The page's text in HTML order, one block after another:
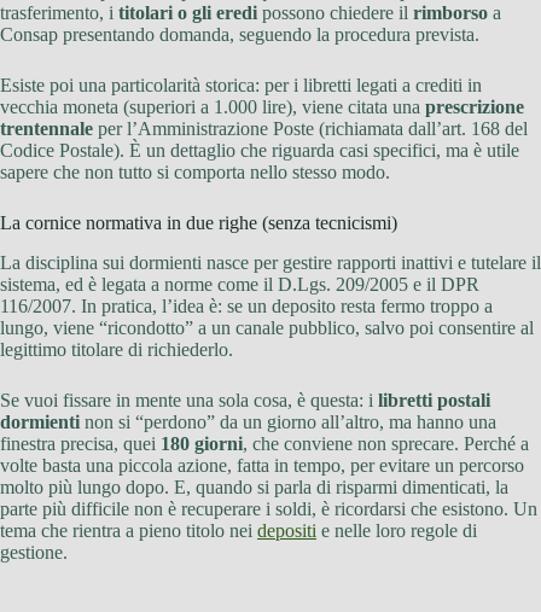
trasferimento, i titolari o gli eredi possono chiedere il rimborso a
Consap presentando domanda, seguendo la procedura prevista.
Esiste poi una particolarità storica: per i libretti legati a crediti in
vecchia moneta (superiori a 1.000 lire), viene citata una prescrizione
trentennale per l’Amministrazione Poste (richiamata dall’art. 168 del
Codice Postale). È un dettaglio che riguarda casi specifici, ma è utile
sapere che non tutto si comporta nello stesso modo.
La cornice normativa in due righe (senza tecnicismi)
La disciplina sui dormienti nasce per gestire rapporti inattivi e tutelare il
sistema, ed è legata a norme come il D.Lgs. 209/2005 e il DPR
116/2007. In pratica, l’idea è: se un deposito resta fermo troppo a
lungo, viene “ricondotto” a un canale pubblico, salvo poi consentire al
legittimo titolare di richiederlo.
Se vuoi fissare in mente una sola cosa, è questa: i libretti postali
dormienti non si “perdono” da un giorno all’altro, ma hanno una
finestra precisa, quei 180 giorni, che conviene non sprecare. Perché a
volte basta una piccola azione, fatta in tempo, per evitare un percorso
molto più lungo dopo. E, quando si parla di risparmi dimenticati, la
parte più difficile non è recuperare i soldi, è ricordarsi che esistono. Un
tema che rientra a pieno titolo nei depositi e nelle loro regole di
gestione.